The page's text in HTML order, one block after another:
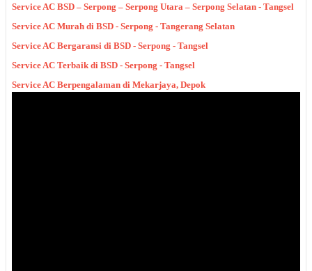
Service AC BSD – Serpong – Serpong Utara – Serpong Selatan - Tangsel
Service AC Murah di BSD - Serpong - Tangerang Selatan
Service AC Bergaransi di BSD - Serpong - Tangsel
Service AC Terbaik di BSD - Serpong - Tangsel
Service AC Berpengalaman di Mekarjaya, Depok